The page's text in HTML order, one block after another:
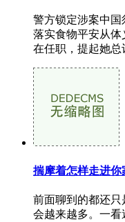
警方锁定涉案中国
落实食物平安从体
在任职，提起她总
揣摩着怎样走进你
前面聊到的都还只
会越来越多。一